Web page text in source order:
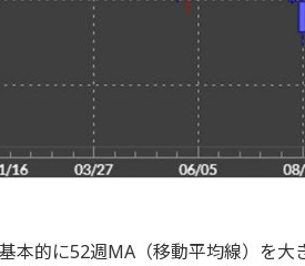
本的に52週MA（移動平均線）を大